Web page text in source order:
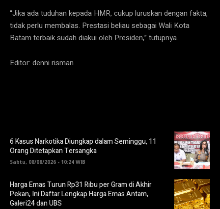
“Jika ada tuduhan kepada HMR, cukup luruskan dengan fakta,
tidak perlu membalas. Prestasi beliau sebagai Wali Kota
Batam terbaik sudah diakui oleh Presiden,” tutupnya.
Editor: denni risman
6 Kasus Narkotika Diungkap dalam Seminggu, 11
Orang Ditetapkan Tersangka
Sabtu, 08/08/2026 - 10:24 WIB
Harga Emas Turun Rp31 Ribu per Gram di Akhir
Pekan, Ini Daftar Lengkap Harga Emas Antam,
Galeri24 dan UBS